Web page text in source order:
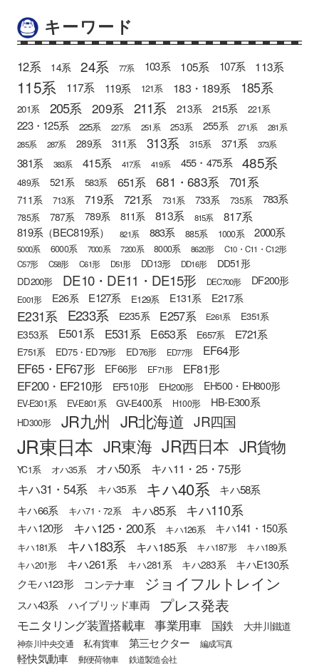
キーワード
12系 14系 24系 77系 103系 105系 107系 113系
115系 117系 119系 121系 183・189系 185系
201系 205系 209系 211系 213系 215系 221系
223・125系 225系 227系 251系 253系 255系 271系
281系
285系
287系 289系 311系 313系 315系 371系 373系
381系 383系 415系 417系 419系 455・475系 485系
489系 521系 583系 651系 681・683系 701系
711系 713系 719系 721系 731系 733系 735系 783系
785系 787系 789系 811系 813系 815系 817系
819系（BEC819系） 821系 883系 885系 1000系 2000系
5000系 6000系 7000系 7200系 8000系 8620形
C10・C11・C12形
C57形
C58形 C61形 D51形 DD13形 DD16形 DD51形
DD200形 DE10・DE11・DE15形 DEC700形 DF200形
E001形 E26系 E127系 E129系 E131系 E217系
E231系 E233系 E235系 E257系 E261系 E351系
E353系 E501系 E531系 E653系 E657系 E721系
E751系 ED75・ED79形 ED76形 ED77形 EF64形
EF65・EF67形 EF66形 EF71形
EF81形
EF200・EF210形
EF510形 EH200形 EH500・EH800形
EV-E301系 EV-E801系 GV-E400系 H100形 HB-E300系
HD300形 JR九州 JR北海道 JR四国
JR東日本 JR東海 JR西日本 JR貨物
YC1系 オハ35系 オハ50系 キハ11・25・75形
キハ31・54系 キハ35系 キハ40系 キハ58系
キハ66系 キハ71・72系 キハ85系 キハ110系
キハ120形 キハ125・200系 キハ126系 キハ141・150系
キハ181系 キハ183系 キハ185系 キハ187形
キハ189系
キハ201形
キハ261系 キハ281系 キハ283系
キハE130系
クモハ123形
コンテナ車 ジョイフルトレイン
スハ43系 ハイブリッド車両 プレス発表
モニタリング装置搭載車 事業用車 国鉄 大井川鐵道
神奈川中央交通 私有貨車 第三セクター 編成写真
軽快気動車 郵便荷物車 鉄道製造会社